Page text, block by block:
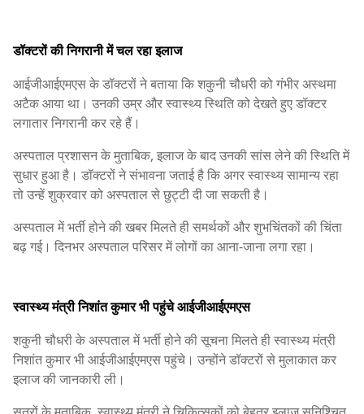
डॉक्टरों की निगरानी में चल रहा इलाज
आईजीआईएमएस के डॉक्टरों ने बताया कि शकुनी चौधरी को गंभीर अस्थमा
अटैक आया था। उनकी उम्र और स्वास्थ्य स्थिति को देखते हुए डॉक्टर
लगातार निगरानी कर रहे हैं।
अस्पताल प्रशासन के मुताबिक, इलाज के बाद उनकी सांस लेने की स्थिति में
सुधार हुआ है। डॉक्टरों ने संभावना जताई है कि अगर स्वास्थ्य सामान्य रहा
तो उन्हें शुक्रवार को अस्पताल से छुट्टी दी जा सकती है।
अस्पताल में भर्ती होने की खबर मिलते ही समर्थकों और शुभचिंतकों की चिंता
बढ़ गई। दिनभर अस्पताल परिसर में लोगों का आना-जाना लगा रहा।
स्वास्थ्य मंत्री निशांत कुमार भी पहुंचे आईजीआईएमएस
शकुनी चौधरी के अस्पताल में भर्ती होने की सूचना मिलते ही स्वास्थ्य मंत्री
निशांत कुमार भी आईजीआईएमएस पहुंचे। उन्होंने डॉक्टरों से मुलाकात कर
इलाज की जानकारी ली।